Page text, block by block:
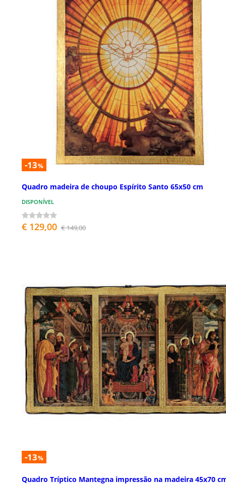
-13%
Quadro madeira de choupo Espírito Santo 65x50 cm
DISPONÍVEL
€ 129,00 € 149,00
-13%
Quadro Tríptico Mantegna impressão na madeira 45x70